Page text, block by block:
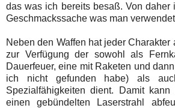
das was ich bereits besaß. Von daher
Geschmackssache was man
Neben den Waffen hat jeder Charakter
zur Verfügung der sowohl als
Dauerfeuer, eine mit Raketen und
ich nicht gefunden habe) als
Spezialfähigkeiten dient. Damit
einen gebündelten Laserstrahl